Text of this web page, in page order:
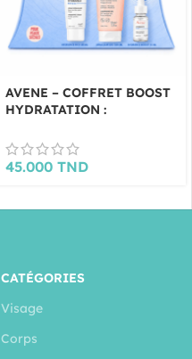
AVENE – COFFRET BOOST
HYDRATATION :
+ GEL NETTOYANT
XERACALM ET SERUM
HYDRANCE BOOST 10ML
45.000 TND
CATÉGORIES
Visage
Corps